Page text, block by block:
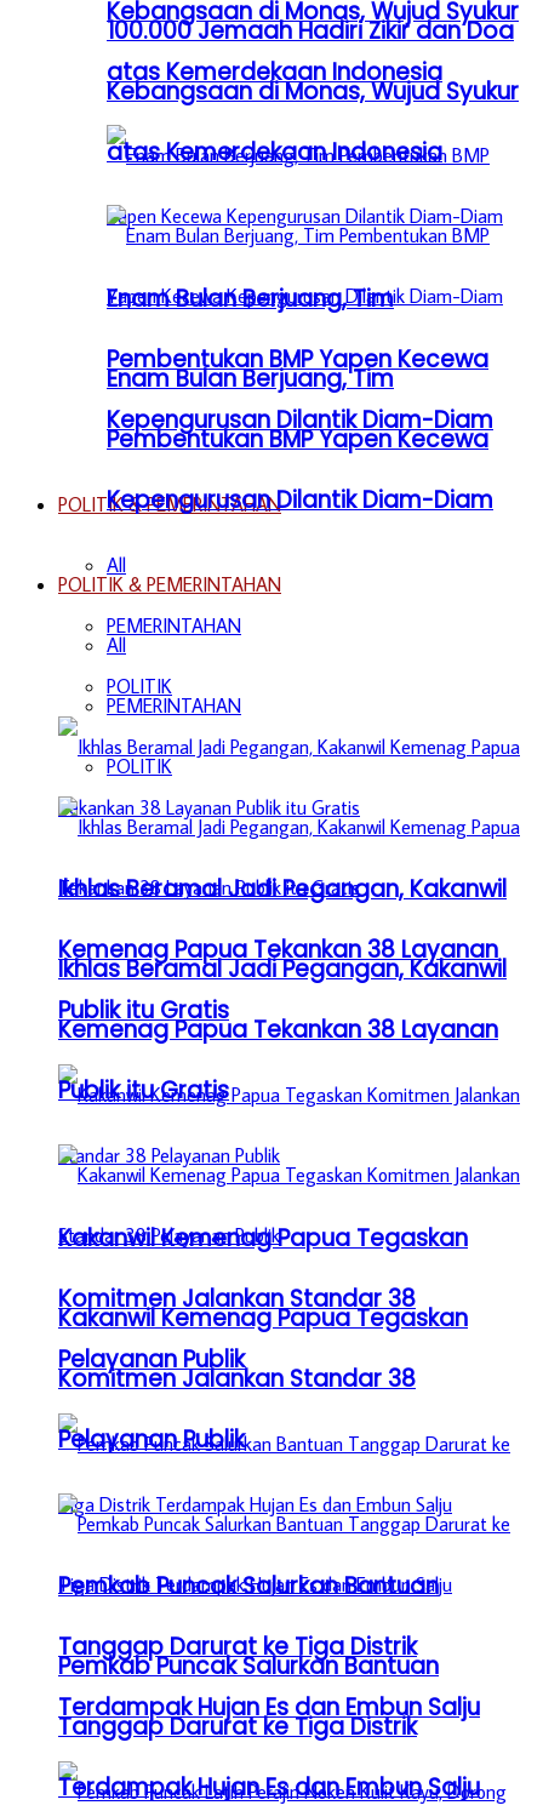
Kebangsaan di Monas, Wujud Syukur
atas Kemerdekaan Indonesia
Enam Bulan Berjuang, Tim
Pembentukan BMP Yapen Kecewa
Kepengurusan Dilantik Diam-Diam
POLITIK & PEMERINTAHAN
All
PEMERINTAHAN
POLITIK
Ikhlas Beramal Jadi Pegangan, Kakanwil
Kemenag Papua Tekankan 38 Layanan
Publik itu Gratis
Kakanwil Kemenag Papua Tegaskan
Komitmen Jalankan Standar 38
Pelayanan Publik
Pemkab Puncak Salurkan Bantuan
Tanggap Darurat ke Tiga Distrik
Terdampak Hujan Es dan Embun Salju
100.000 Jemaah Hadiri Zikir dan Doa
Kebangsaan di Monas, Wujud Syukur
atas Kemerdekaan Indonesia
Enam Bulan Berjuang, Tim
Pembentukan BMP Yapen Kecewa
Kepengurusan Dilantik Diam-Diam
POLITIK & PEMERINTAHAN
All
PEMERINTAHAN
POLITIK
Ikhlas Beramal Jadi Pegangan, Kakanwil
Kemenag Papua Tekankan 38 Layanan
Publik itu Gratis
Kakanwil Kemenag Papua Tegaskan
Komitmen Jalankan Standar 38
Pelayanan Publik
Pemkab Puncak Salurkan Bantuan
Tanggap Darurat ke Tiga Distrik
Terdampak Hujan Es dan Embun Salju